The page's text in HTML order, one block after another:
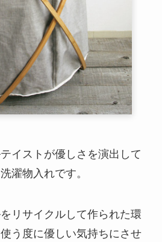
イストが優しさを演出して
濯物入れです。
リサイクルして作られた環
う度に優しい気持ちにさせ